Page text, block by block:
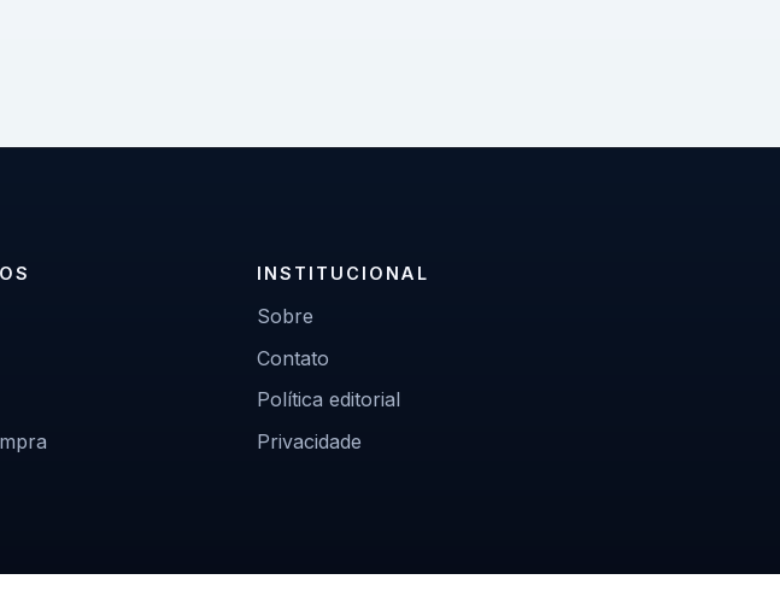
INSTITUCIONAL
Sobre
Contato
Política editorial
Privacidade